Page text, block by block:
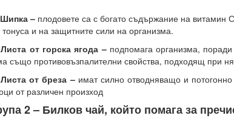
– плодовете са с богато съдържание на витамин
тонуса и на защитните сили на организма.
от горска ягода – подпомага организма,
също противовъзпалителни свойства, подходящ при
от бреза – имат силно отводняващо и
от различен произход
2 – Билков чай, който помага за